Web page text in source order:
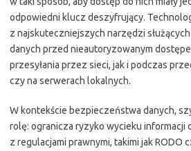
odpowiedni klucz deszyfrujący.
z najskuteczniejszych narzędzi
danych przed nieautoryzowanym
przesyłania przez sieci, jak i podczas
czy na serwerach lokalnych.
W kontekście bezpieczeństwa danych,
rolę: ogranicza ryzyko wycieku informacji
z regulacjami prawnymi, takimi jak RODO